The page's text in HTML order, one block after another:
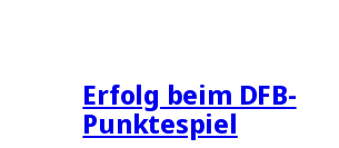
Erfolg beim DFB-
Punktespiel